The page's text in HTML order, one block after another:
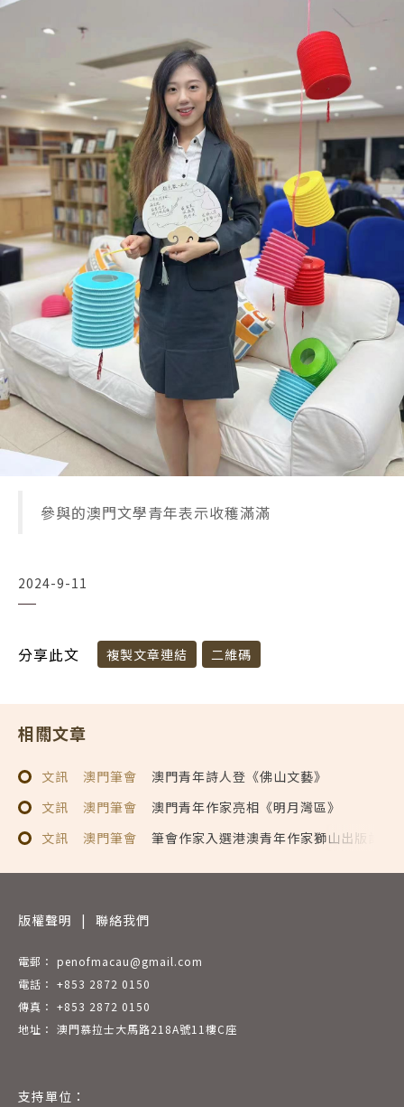
參與的澳門文學青年表示收穫滿滿
2024-9-11
分享此文 複製文章連結 二維碼
相關文章
文訊 澳門筆會
澳門青年詩人登《佛山文藝》
文訊
澳門筆會
澳門青年作家亮相《明月灣區》
文訊
澳門筆會 筆會作家入選港澳青年作家獅山出版計劃
版權聲明 | 聯絡我們
電郵： penofmacau@gmail.com
電話： +853 2872 0150
傳真： +853 2872 0150
地址： 澳門慕拉士大馬路218A號11樓C座
支持單位：